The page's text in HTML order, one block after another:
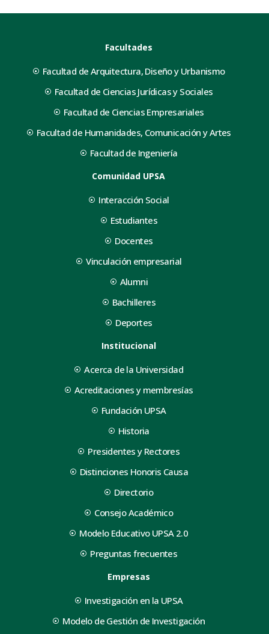
Facultades
Facultad de Arquitectura, Diseño y Urbanismo
Facultad de Ciencias Jurídicas y Sociales
Facultad de Ciencias Empresariales
Facultad de Humanidades, Comunicación y Artes
Facultad de Ingeniería
Comunidad UPSA
Interacción Social
Estudiantes
Docentes
Vinculación empresarial
Alumni
Bachilleres
Deportes
Institucional
Acerca de la Universidad
Acreditaciones y membresías
Fundación UPSA
Historia
Presidentes y Rectores
Distinciones Honoris Causa
Directorio
Consejo Académico
Modelo Educativo UPSA 2.0
Preguntas frecuentes
Empresas
Investigación en la UPSA
Modelo de Gestión de Investigación